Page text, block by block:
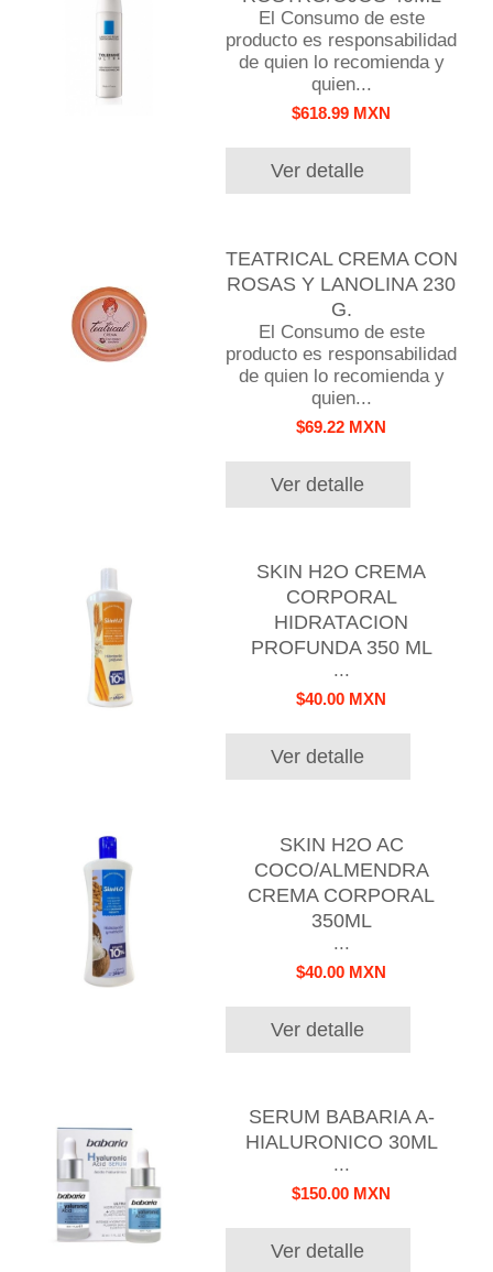
El Consumo de este
producto es responsabilidad
de quien lo recomienda y
quien...
$618.99 MXN
Ver detalle
TEATRICAL CREMA CON
ROSAS Y LANOLINA 230
G.
El Consumo de este
producto es responsabilidad
de quien lo recomienda y
quien...
$69.22 MXN
Ver detalle
SKIN H2O CREMA
CORPORAL
HIDRATACION
PROFUNDA 350 ML
...
$40.00 MXN
Ver detalle
SKIN H2O AC
COCO/ALMENDRA
CREMA CORPORAL
350ML
...
$40.00 MXN
Ver detalle
SERUM BABARIA A-
HIALURONICO 30ML
...
$150.00 MXN
Ver detalle